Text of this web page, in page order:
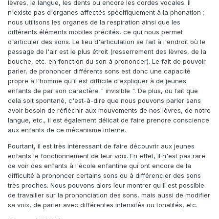
lèvres, la langue, les dents ou encore les cordes vocales. Il
n'existe pas d'organes affectés spécifiquement à la phonation ;
nous utilisons les organes de la respiration ainsi que les
différents éléments mobiles précités, ce qui nous permet
d'articuler des sons. Le lieu d'articulation se fait à l'endroit où le
passage de l'air est le plus étroit (resserrement des lèvres, de la
bouche, etc. en fonction du son à prononcer). Le fait de pouvoir
parler, de prononcer différents sons est donc une capacité
propre à l'homme qu'il est difficile d'expliquer à de jeunes
enfants de par son caractère " invisible ". De plus, du fait que
cela soit spontané, c'est-à-dire que nous pouvons parler sans
avoir besoin de réfléchir aux mouvements de nos lèvres, de notre
langue, etc., il est également délicat de faire prendre conscience
aux enfants de ce mécanisme interne.
Pourtant, il est très intéressant de faire découvrir aux jeunes
enfants le fonctionnement de leur voix. En effet, il n'est pas rare
de voir des enfants à l'école enfantine qui ont encore de la
difficulté à prononcer certains sons ou à différencier des sons
très proches. Nous pouvons alors leur montrer qu'il est possible
de travailler sur la prononciation des sons, mais aussi de modifier
sa voix, de parler avec différentes intensités ou tonalités, etc.